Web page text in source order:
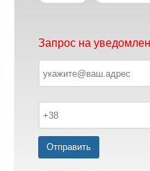
Запрос на
Отправить